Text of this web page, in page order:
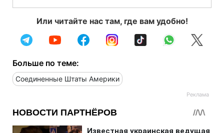
Или читайте нас там, где вам удобно!
Больше по теме:
Соединенные Штаты Америки